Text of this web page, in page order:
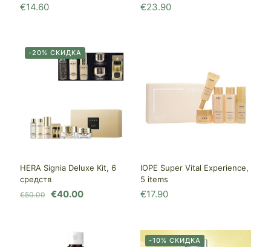
€14.60 €23.90
-20% СКИДКА
HERA Signia Deluxe Kit, 6
средств
€50.00 Первоначальная
€50.00.
€40.00Текущая
IOPE Super Vital Experience,
5 items
€17.90
-10% СКИДКА